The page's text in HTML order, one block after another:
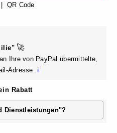
Code
🚀
Ihre von PayPal übermittelte,
Adresse. ℹ️
Rabatt
Dienst leistungen"?